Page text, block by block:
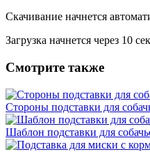
Скачивание начнется
Загрузка начнется через 10
Смотрите также
Стороны подставки для
Шаблон подставки для